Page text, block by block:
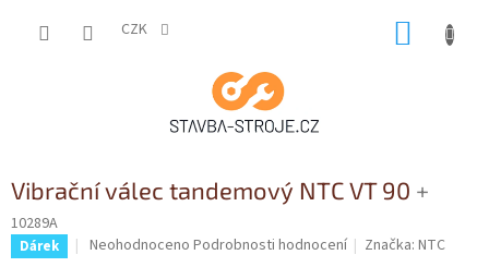
CZK
Vibrační válec tandemový NTC VT 90 +
10289A
Dárek
Průměrné
Neohodnoceno Podrobnosti hodnocení Značka:NTC